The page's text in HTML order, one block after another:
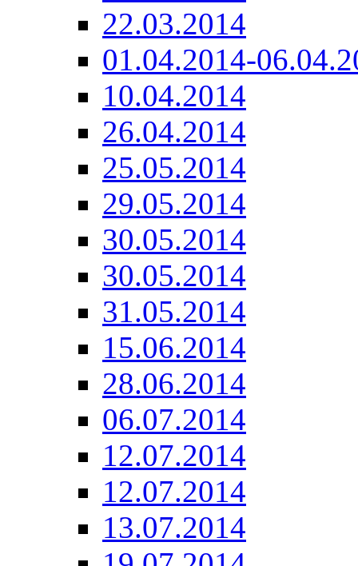
22.03.2014
01.04.2014-
10.04.2014
26.04.2014
25.05.2014
29.05.2014
30.05.2014
30.05.2014
31.05.2014
15.06.2014
28.06.2014
06.07.2014
12.07.2014
12.07.2014
13.07.2014